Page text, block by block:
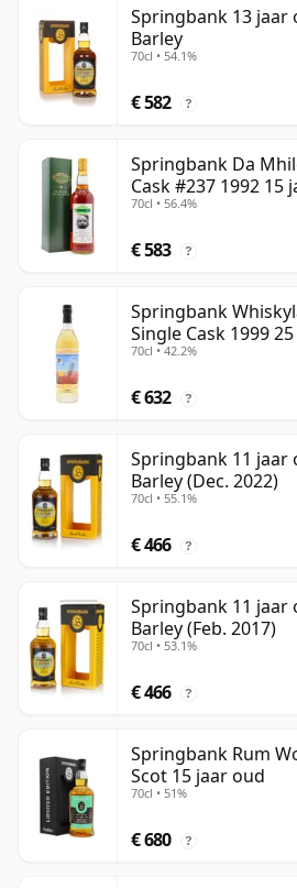
Springbank 13 jaar
Barley
70cl • 54.1%
€ 582 ?
Springbank Da
Cask #237 1992 15
70cl • 56.4%
€ 583 ?
Springbank
Single Cask 1999
70cl • 42.2%
€ 632 ?
Springbank 11 jaar
Barley (Dec. 2022)
70cl • 55.1%
€ 466 ?
Springbank 11 jaar
Barley (Feb. 2017)
70cl • 53.1%
€ 466 ?
Springbank Rum
Scot 15 jaar oud
70cl • 51%
€ 680 ?